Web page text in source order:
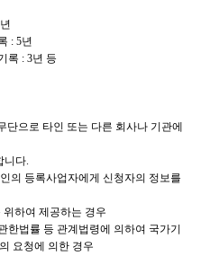
: 5년
록 : 3년 등
단으로 타인 또는 다른 회사나 기관에
니다.
의 등록사업자에게 신청자의 정보를
하여 제공하는 경우
법률 등 관계법령에 의하여 국가기
요청에 의한 경우